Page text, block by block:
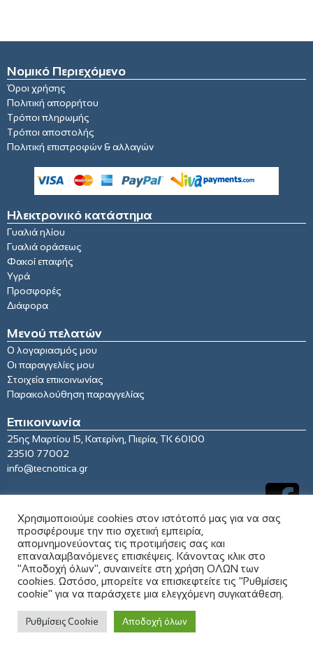
Νομικό Περιεχόμενο
Όροι χρήσης
Πολιτική απορρήτου
Τρόποι πληρωμής
Τρόποι αποστολής
Πολιτική επιστροφών & αλλαγών
Ηλεκτρονικό κατάστημα
Γυαλιά ηλίου
Γυαλιά οράσεως
Φακοί επαφής
Υγρά
Προσφορές
Διάφορα
Μενού πελατών
Ο λογαριασμός μου
Οι παραγγελίες μου
Στοιχεία επικοινωνίας
Παρακολούθηση παραγγελίας
Επικοινωνία
25ης Μαρτίου 15, Κατερίνη, Πιερία, ΤΚ 60100
23510 77002
info@tecnottica.gr
Σχεδιασμός & Κατασκευή pixweb.gr
Χρησιμοποιούμε cookies στον ιστότοπό μας για να σας
προσφέρουμε την πιο σχετική εμπειρία,
απομνημονεύοντας τις προτιμήσεις σας και
επαναλαμβανόμενες επισκέψεις. Κάνοντας κλικ στο
"Αποδοχή όλων", συναινείτε στη χρήση ΟΛΩΝ των
cookies. Ωστόσο, μπορείτε να επισκεφτείτε τις "Ρυθμίσεις
cookie" για να παράσχετε μια ελεγχόμενη συγκατάθεση.
Ρυθμίσεις Cookie Αποδοχή όλων